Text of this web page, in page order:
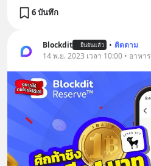
6 บันทึก
Blockdit ยืนยันแล้ว • ติดตาม
14 พ.ย. 2023 เวลา 10:00 • อาหาร